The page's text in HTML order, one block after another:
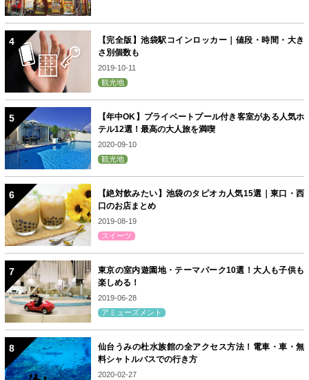
【完全版】池袋駅コインロッカー｜値段・時間・大き
さ別個数も
2019-10-11
観光地
【年中OK】プライベートプール付き客室がある人気ホ
テル12選！最高の大人旅を満喫
2020-09-10
観光地
【絶対飲みたい】池袋のタピオカ人気15選｜東口・西
口のお店まとめ
2019-08-19
スイーツ
東京の室内遊園地・テーマパーク10選！大人も子供も
楽しめる！
2019-06-28
アミューズメント
仙台うみの杜水族館の全アクセス方法！電車・車・無
料シャトルバスでの行き方
2020-02-27